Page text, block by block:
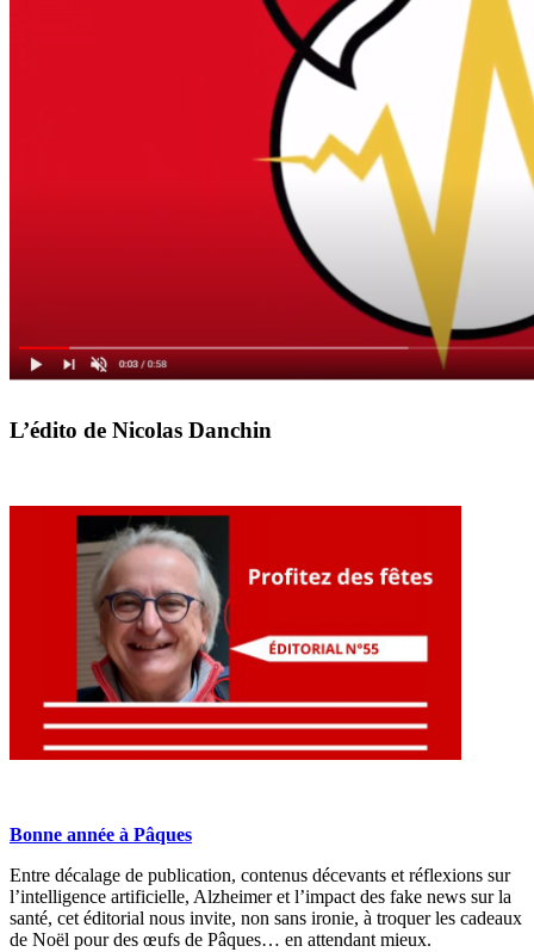
L’édito de Nicolas Danchin
Bonne année à Pâques
Entre décalage de publication, contenus décevants et réflexions sur
l’intelligence artificielle, Alzheimer et l’impact des fake news sur la
santé, cet éditorial nous invite, non sans ironie, à troquer les cadeaux
de Noël pour des œufs de Pâques… en attendant mieux.